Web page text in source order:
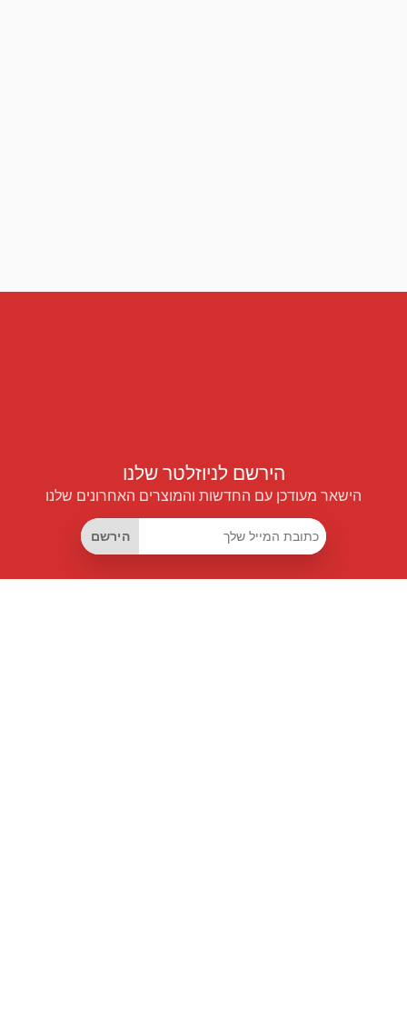
הירשם לניוזלטר שלנו
הישאר מעודכן עם החדשות והמוצרים האחרונים שלנו
הירשם